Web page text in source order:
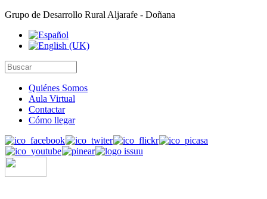
Grupo de Desarrollo Rural Aljarafe - Doñana
Quiénes Somos
Aula Virtual
Contactar
Cómo llegar